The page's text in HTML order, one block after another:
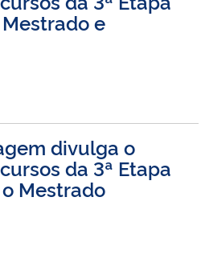
e
divulga o
da 3ª Etapa
Mestrado